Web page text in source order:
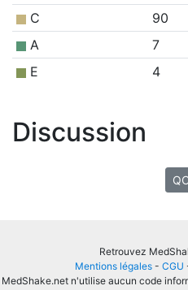
C
90
A
7
E
4
Discussion
Retrouvez
Mentions légales - CGU
MedShake.net n'utilise aucun code